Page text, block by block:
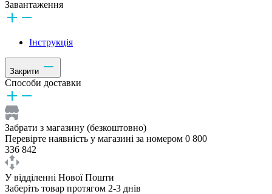
Завантаження
Інструкція
Закрити
Способи доставки
Забрати з магазину (безкоштовно)
Перевірте наявність у магазині за номером 0 800
336 842
У відділенні Нової Пошти
Заберіть товар протягом 2-3 днів